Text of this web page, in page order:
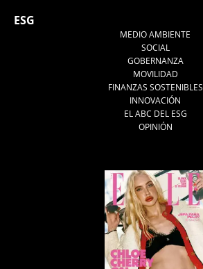
ESG
MEDIO AMBIENTE
SOCIAL
GOBERNANZA
MOVILIDAD
FINANZAS SOSTENIBLES
INNOVACIÓN
EL ABC DEL ESG
OPINIÓN